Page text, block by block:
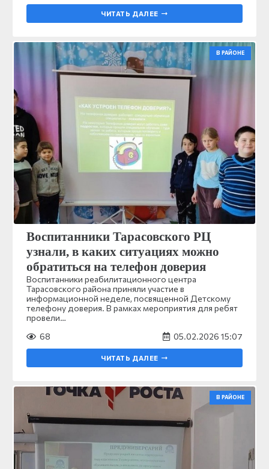
ЧИТАТЬ ДАЛЕЕ
В РАЙОНЕ
Воспитанники Тарасовского РЦ
узнали, в каких ситуациях можно
обратиться на телефон доверия
Воспитанники реабилитационного центра
Тарасовского района приняли участие в
информационной неделе, посвященной Детскому
телефону доверия. В рамках мероприятия для ребят
провели…
68
05.02.2026 15:07
ЧИТАТЬ ДАЛЕЕ
В РАЙОНЕ